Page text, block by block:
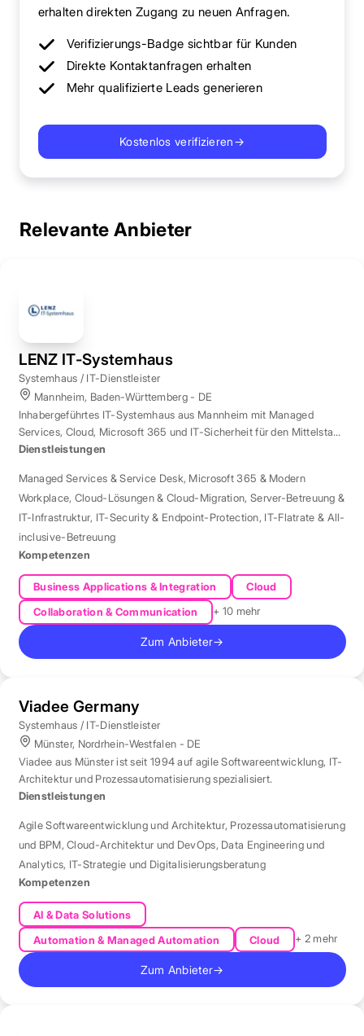
erhalten direkten Zugang zu neuen Anfragen.
Verifizierungs-Badge sichtbar für Kunden
Direkte Kontaktanfragen erhalten
Mehr qualifizierte Leads generieren
Kostenlos verifizieren→
Relevante Anbieter
LENZ IT-Systemhaus
Systemhaus / IT-Dienstleister
Mannheim, Baden-Württemberg - DE
Inhabergeführtes IT-Systemhaus aus Mannheim mit Managed
Services, Cloud, Microsoft 365 und IT-Sicherheit für den Mittelstand
der Region Rhein-Neckar.
Dienstleistungen
Managed Services & Service Desk, Microsoft 365 & Modern
Workplace, Cloud-Lösungen & Cloud-Migration, Server-Betreuung &
IT-Infrastruktur, IT-Security & Endpoint-Protection, IT-Flatrate & All-
inclusive-Betreuung
Kompetenzen
Business Applications & Integration
Cloud
Collaboration & Communication
+ 10 mehr
Zum Anbieter→
Viadee Germany
Systemhaus / IT-Dienstleister
Münster, Nordrhein-Westfalen - DE
Viadee aus Münster ist seit 1994 auf agile Softwareentwicklung, IT-
Architektur und Prozessautomatisierung spezialisiert.
Dienstleistungen
Agile Softwareentwicklung und Architektur, Prozessautomatisierung
und BPM,Cloud-Architektur und DevOps, Data Engineering und
Analytics, IT-Strategie und Digitalisierungsberatung
Kompetenzen
AI & Data Solutions
Automation & Managed Automation
Cloud + 2 mehr
Zum Anbieter→